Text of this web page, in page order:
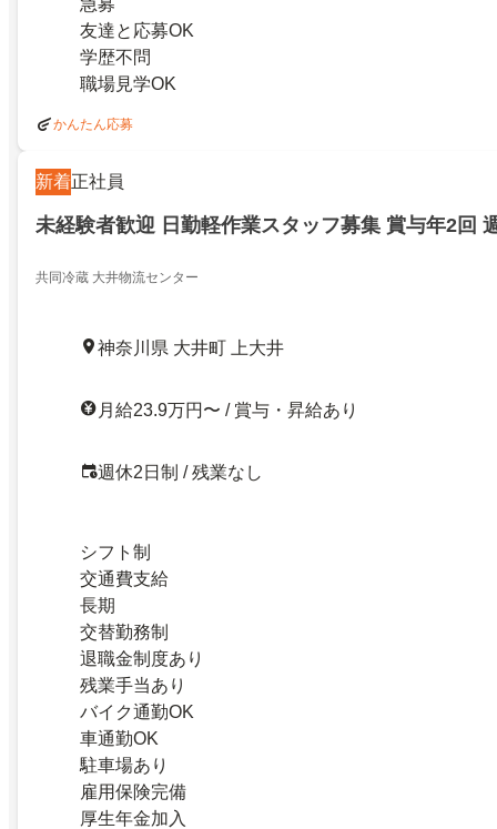
友達と応募OK
学歴不問
職場見学OK
かんたん応募
新着正社員
未経験者歓迎 日勤軽作業スタッフ募集 賞与年2回
共同冷蔵 大井物流センター
神奈川県 大井町 上大井
月給23.9万円〜 / 賞与・昇給あり
週休2日制 / 残業なし
シフト制
交通費支給
長期
交替勤務制
退職金制度あり
残業手当あり
バイク通勤OK
車通勤OK
駐車場あり
雇用保険完備
厚生年金加入